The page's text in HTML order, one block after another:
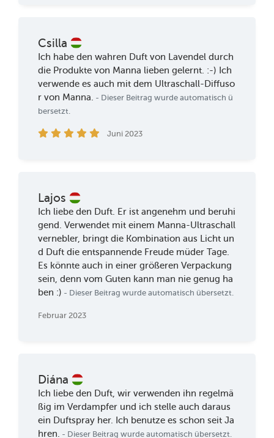
Csilla
Ich habe den wahren Duft von Lavendel durch
die Produkte von Manna lieben gelernt. :-) Ich
verwende es auch mit dem Ultraschall-Diffuso
r von Manna. - Dieser Beitrag wurde automatisch ü
bersetzt.
Juni 2023
Lajos
Ich liebe den Duft. Er ist angenehm und beruhi
gend. Verwendet mit einem Manna-Ultraschall
vernebler, bringt die Kombination aus Licht un
d Duft die entspannende Freude müder Tage.
Es könnte auch in einer größeren Verpackung
sein, denn vom Guten kann man nie genug ha
ben :) - Dieser Beitrag wurde automatisch übersetzt.
Februar 2023
Diána
Ich liebe den Duft, wir verwenden ihn regelmä
ßig im Verdampfer und ich stelle auch daraus
ein Duftspray her. Ich benutze es schon seit Ja
hren. - Dieser Beitrag wurde automatisch übersetzt.